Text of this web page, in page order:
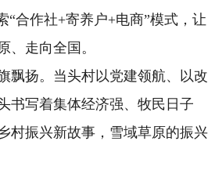
合作社+寄养户+电商”模式，让
、走向全国。
扬。当头村以党建领航、以改
书写着集体经济强、牧民日子
村振兴新故事，雪域草原的振兴